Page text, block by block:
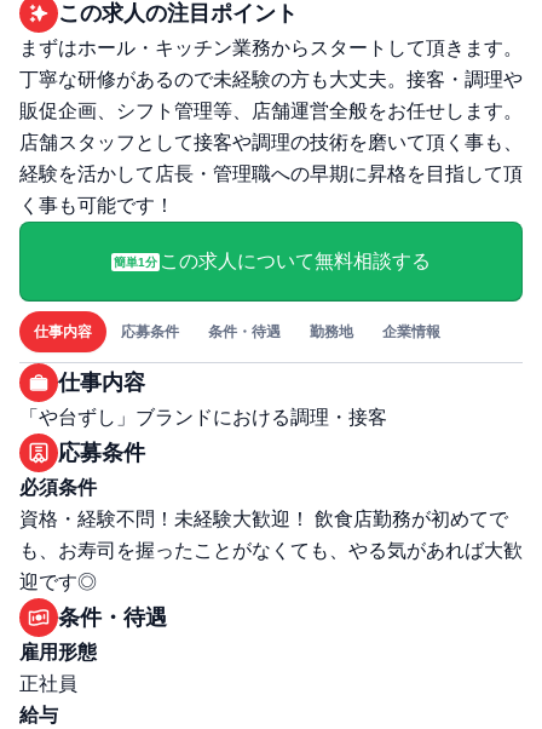
この求人の注目ポイント
まずはホール・キッチン業務からスタートして頂きます。
丁寧な研修があるので未経験の⽅も大丈夫。接客・調理や
販促企画、シフト管理等、店舗運営全般をお任せします。
店舗スタッフとして接客や調理の技術を磨いて頂く事も、
経験を活かして店⻑・管理職への早期に昇格を目指して頂
く事も可能です！
簡単1分 この求人について無料相談する
仕事内容 応募条件 条件・待遇 勤務地 企業情報
仕事内容
「や台ずし」ブランドにおける調理・接客
応募条件
必須条件
資格・経験不問！未経験大歓迎！ 飲食店勤務が初めてで
も、お寿司を握ったことがなくても、やる気があれば大歓
迎です◎
条件・待遇
雇用形態
正社員
給与